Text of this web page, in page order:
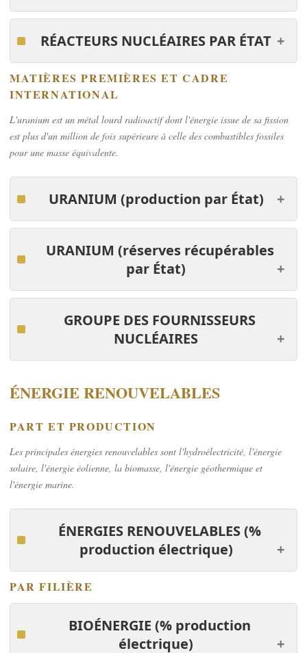
RÉACTEURS NUCLÉAIRES PAR ÉTAT
MATIÈRES PREMIÈRES ET CADRE
INTERNATIONAL
L'uranium est un métal lourd radioactif dont l'énergie issue de sa fission
est plus d'un million de fois supérieure à celle des combustibles fossiles
pour une masse équivalente.
URANIUM (production par État)
URANIUM (réserves récupérables
par État)
GROUPE DES FOURNISSEURS
NUCLÉAIRES
ÉNERGIE RENOUVELABLES
PART ET PRODUCTION
Les principales énergies renouvelables sont l'hydroélectricité, l'énergie
solaire, l'énergie éolienne, la biomasse, l'énergie géothermique et
l'énergie marine.
ÉNERGIES RENOUVELABLES(%
production électrique)
PAR FILIÈRE
BIOÉNERGIE (% production
électrique)